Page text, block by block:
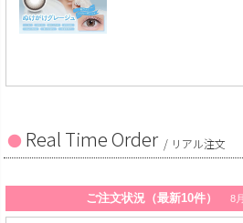
Real Time Order / リアル注文